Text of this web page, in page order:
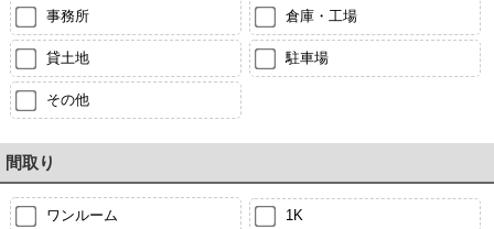
事務所 倉庫・工場
貸土地 駐車場
その他
間取り
ワンルーム 1K